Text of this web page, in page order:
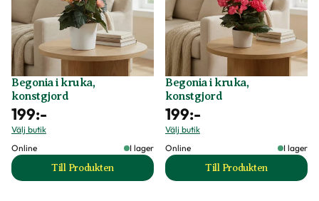
Begonia i kruka,
konstgjord
199:-
Välj butik
Online
I lager
Till Produkten
till Begonia i kruka, konstgjord produktsida
Begonia i kruka,
konstgjord
199:-
Välj butik
Online
I lager
Till Produkten
till Begonia i